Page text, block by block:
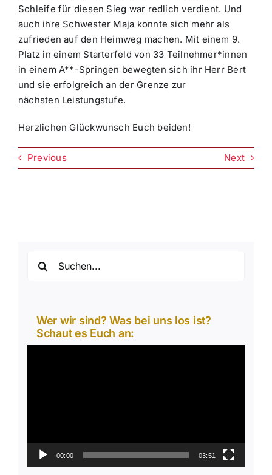
Schleife für diesen Sieg war redlich verdient. Und
auch ihre Schwester Maja konnte sich mehr als
zufrieden auf den Heimweg machen. Mit einem 9.
Platz in einem Starterfeld von 33 Teilnehmer*innen
in einem A**-Springen bewegten sich ihr Herr Bert
und sie erfolgreich an der Grenze zur
nächsten Leistungstufe.
Herzlichen Glückwunsch Euch beiden!
Previous Next
nach:
Wer wir sind? Was bei uns los ist?
Schaut es Euch an:
00:00 03:51